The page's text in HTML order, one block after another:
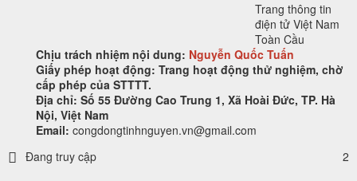
Trang thông tin
điện tử Việt Nam
Toàn Cầu
Chịu trách nhiệm nội dung: Nguyễn Quốc Tuấn
Giấy phép hoạt động: Trang hoạt động thử nghiệm, chờ
cấp phép của STTTT.
Địa chỉ: Số 55 Đường Cao Trung 1, Xã Hoài Đức, TP. Hà
Nội, Việt Nam
Email: congdongtinhnguyen.vn@gmail.com
Đang truy cập
2